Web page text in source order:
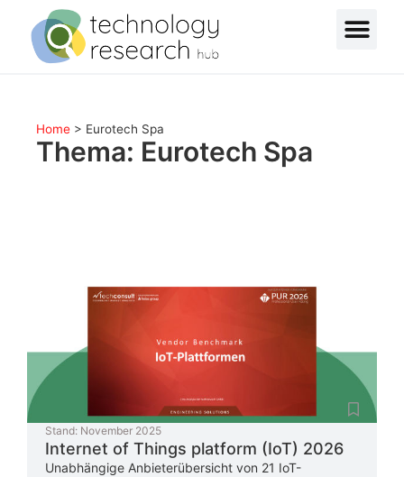
Home > Eurotech Spa
Thema: Eurotech Spa
Stand: November 2025
Internet of Things platform (IoT) 2026
Unabhängige Anbieterübersicht von 21 IoT-